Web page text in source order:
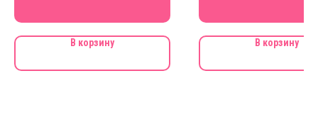
В корзину В корзину